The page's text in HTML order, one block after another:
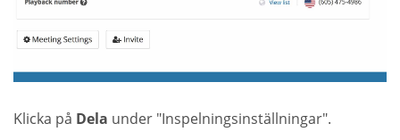
Klicka på Dela under "Inspelningsinställningar".